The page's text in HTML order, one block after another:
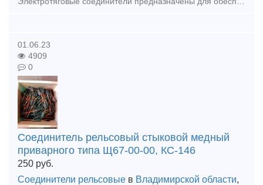
01.06.23
4909
0
Соединитель рельсовый стыковой медный
приварного типа Щ67-00-00, КС-146
250 руб.
Соединители рельсовые в Владимирской области,